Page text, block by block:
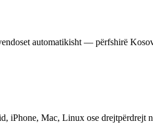
automatikisht — përfshirë
iPhone, Mac, Linux ose drejtpërdrejt